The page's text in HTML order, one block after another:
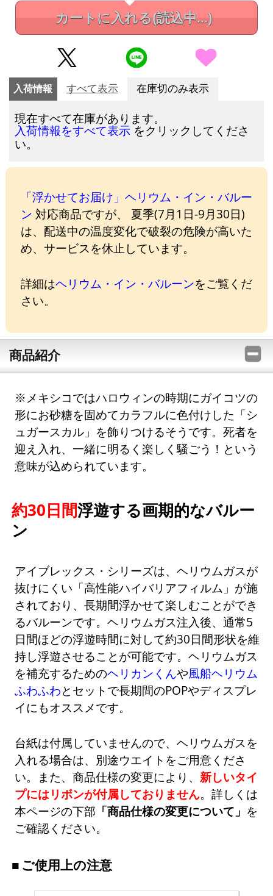
カートに入れる(読込中...)
入荷情報 すべて表示 在庫切のみ表示
現在すべて在庫があります。
入荷情報をすべて表示 をクリックしてくださ
い。
「浮かせてお届け」ヘリウム・イン・バルー
ン 対応商品ですが、 夏季(7月1日-9月30日)
は、配送中の温度変化で破裂の危険が高いた
め、サービスを休止しています。
詳細はヘリウム・イン・バルーンをご覧くだ
さい。
商品紹介
※メキシコではハロウィンの時期にガイコツの
形にお砂糖を固めてカラフルに色付けした「シ
ュガースカル」を飾りつけるそうです。死者を
迎え入れ、一緒に明るく楽しく騒ごう！という
意味が込められています。
約30日間浮遊する画期的なバルー
ン
アイブレックス・シリーズは、ヘリウムガスが
抜けにくい「高性能ハイバリアフィルム」が施
されており、長期間浮かせて楽しむことができ
るバルーンです。ヘリウムガス注入後、通常5
日間ほどの浮遊時間に対して約30日間形状を維
持し浮遊させることが可能です。ヘリウムガス
を補充するためのヘリカンくんや風船ヘリウム
ふわふわとセットで長期間のPOPやディスプレ
イにもオススメです。
台紙は付属していませんので、ヘリウムガスを
入れる場合は、別途ウエイトをご用意くださ
い。また、商品仕様の変更により、新しいタイ
プにはリボンが付属しておりません。詳しくは
本ページの下部 「商品仕様の変更について」 を
ご確認ください。
ご使用上の注意